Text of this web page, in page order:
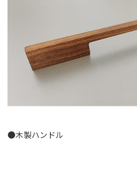
●木製ハンドル